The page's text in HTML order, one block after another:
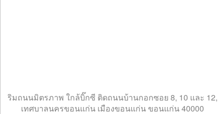
ริมถนนมิตรภาพ ใกล้บิ๊กซี ติดถนนบ้านกอกซอย 8, 10 และ 12,
เทศบาลนครขอนแก่น เมืองขอนแก่น ขอนแก่น 40000